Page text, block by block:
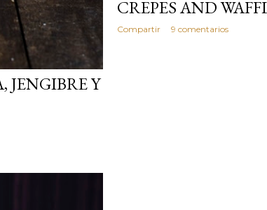
CREPES AND
Compartir 9 comentarios
Y